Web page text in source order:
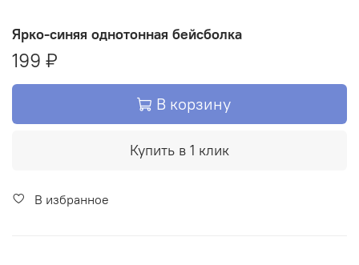
Ярко-синяя однотонная бейсболка
199 ₽
В корзину
Купить в 1 клик
В избранное